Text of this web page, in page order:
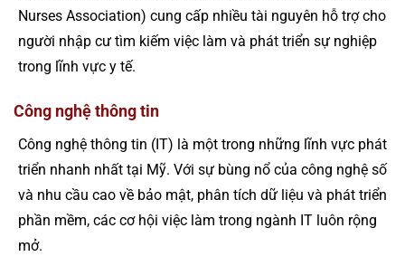
Nurses Association) cung cấp nhiều tài nguyên hỗ trợ cho
người nhập cư tìm kiếm việc làm và phát triển sự nghiệp
trong lĩnh vực y tế.
Công nghệ thông tin
Công nghệ thông tin (IT) là một trong những lĩnh vực phát
triển nhanh nhất tại Mỹ. Với sự bùng nổ của công nghệ số
và nhu cầu cao về bảo mật, phân tích dữ liệu và phát triển
phần mềm, các cơ hội việc làm trong ngành IT luôn rộng
mở.